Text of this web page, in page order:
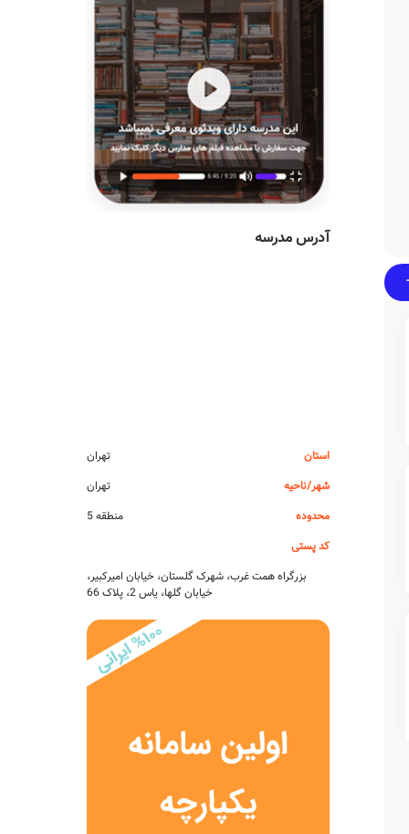
آدرس مدرسه
استان
تهران
شهر/ناحیه
تهران
محدوده
منطقه 5
کد پستی
بزرگراه همت غرب، شهرک گلستان، خیابان امیرکبیر،
خیابان گلها، یاس 2، پلاک 66